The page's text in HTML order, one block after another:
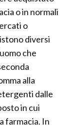
o in normali
o
diversi
che
alla
dalle
in cui
farmacia. In